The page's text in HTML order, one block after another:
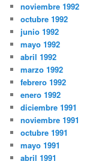
noviembre 1992
octubre 1992
junio 1992
mayo 1992
abril 1992
marzo 1992
febrero 1992
enero 1992
diciembre 1991
noviembre 1991
octubre 1991
mayo 1991
abril 1991